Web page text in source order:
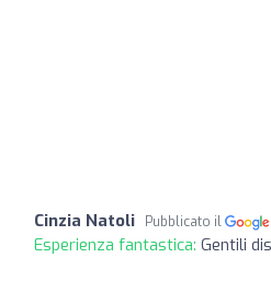
Cinzia Natoli Pubblicato il
Esperienza fantastica: Gentili